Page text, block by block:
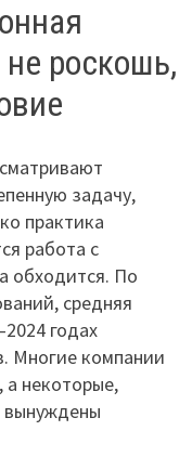
роскошь,
задачу,
практика
работа с
обходится. По
средняя
годах
Многие компании
а некоторые,
вынуждены